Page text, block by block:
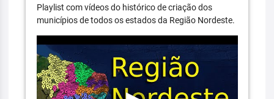
Playlist com vídeos do histórico de criação dos
municípios de todos os estados da Região Nordeste.